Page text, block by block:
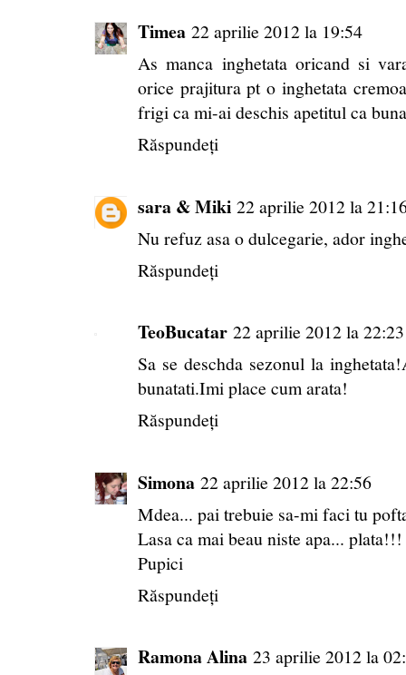
Timea 22 aprilie 2012 la 19:54
As manca inghetata oricand si
orice prajitura pt o inghetata
frigi ca mi-ai deschis apetitul ca
Răspundeți
sara & Miki 22 aprilie 2012 la
Nu refuz asa o dulcegarie, ador
Răspundeți
TeoBucatar 22 aprilie 2012 la 22:23
Sa se deschda sezonul la
bunatati.Imi place cum arata!
Răspundeți
Simona 22 aprilie 2012 la 22:56
Mdea... pai trebuie sa-mi faci tu
Lasa ca mai beau niste apa...
Pupici
Răspundeți
Ramona Alina 23 aprilie 2012 la